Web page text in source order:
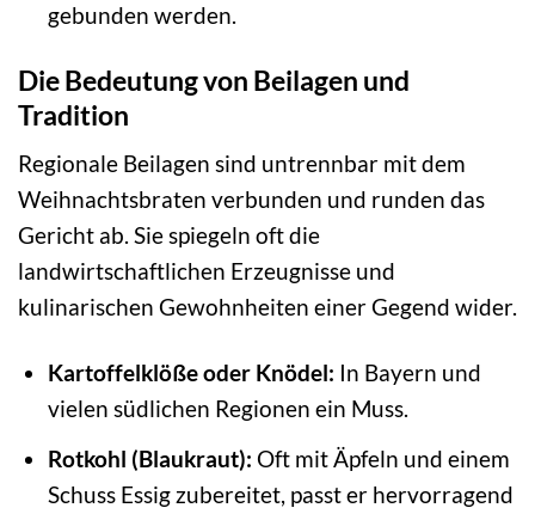
gebunden werden.
Die Bedeutung von Beilagen und
Tradition
Regionale Beilagen sind untrennbar mit dem
Weihnachtsbraten verbunden und runden das
Gericht ab. Sie spiegeln oft die
landwirtschaftlichen Erzeugnisse und
kulinarischen Gewohnheiten einer Gegend wider.
Kartoffelklöße oder Knödel: In Bayern und
vielen südlichen Regionen ein Muss.
Rotkohl (Blaukraut): Oft mit Äpfeln und einem
Schuss Essig zubereitet, passt er hervorragend